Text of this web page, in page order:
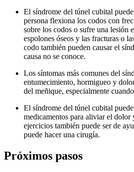
El síndrome del túnel cubital
persona flexiona los codos con
sobre los codos o sufre una lesión
espolones óseos y las fracturas o
codo también pueden causar el
causa no se conoce.
Los síntomas más comunes del
entumecimiento, hormigueo y
del meñique, especialmente
El síndrome del túnel cubital
medicamentos para aliviar el
ejercicios también puede ser de
puede hacer una cirugía.
Próximos pasos